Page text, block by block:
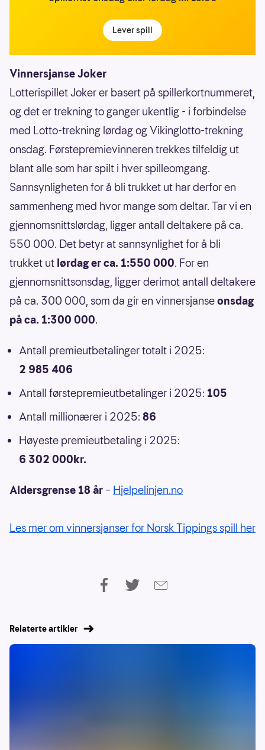
Lever spill
Vinnersjanse Joker
Lotterispillet Joker er basert på spillerkortnummeret,
og det er trekning to ganger ukentlig - i forbindelse
med Lotto-trekning lørdag og Vikinglotto-trekning
onsdag. Førstepremievinneren trekkes tilfeldig ut
blant alle som har spilt i hver spilleomgang.
Sannsynligheten for å bli trukket ut har derfor en
sammenheng med hvor mange som deltar. Tar vi en
gjennomsnittslørdag, ligger antall deltakere på ca.
550 000. Det betyr at sannsynlighet for å bli
trukket ut lørdag er ca. 1:550 000. For en
gjennomsnittsonsdag, ligger derimot antall deltakere
på ca. 300 000, som da gir en vinnersjanseonsdag
på ca. 1:300 000.
Antall premieutbetalinger totalt i 2025:
2 985 406
Antall førstepremieutbetalinger i 2025: 105
Antall millionærer i 2025: 86
Høyeste premieutbetaling i 2025:
6 302 000kr.
Aldersgrense 18 år – Hjelpelinjen.no
Les mer om vinnersjanser for Norsk Tippings spill her
Relaterte artikler